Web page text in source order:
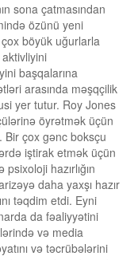
sona çatmasından
özünü yeni
çox böyük uğurlarla
başqalarına
arasında məşqçilik
yer tutur. Roy Jones
öyrətmək üçün
Bir çox gənc boksçu
iştirak etmək üçün
hazırlığın
daha yaxşı hazır
təqdim etdi. Eyni
da fəaliyyətini
və media
və təcrübələrini